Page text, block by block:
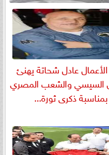
عادل شحاتة يهنئ
السيسي والشعب المصري
بمناسبة ذكرى ثورة...